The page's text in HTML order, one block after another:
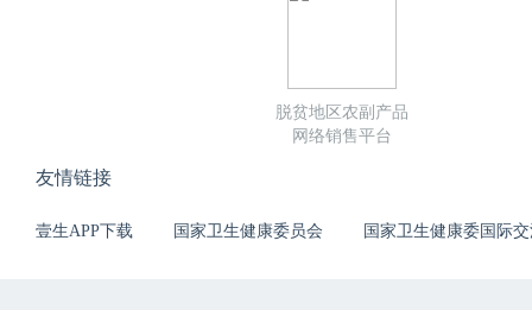
脱贫地区农副产品
网络销售平台
友情链接
壹生APP下载 国家卫生健康委员会 国家卫生健康委国际